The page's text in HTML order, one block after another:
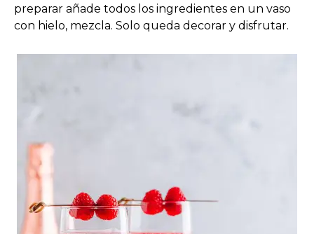
preparar añade todos los ingredientes en un vaso
con hielo, mezcla. Solo queda decorar y disfrutar.